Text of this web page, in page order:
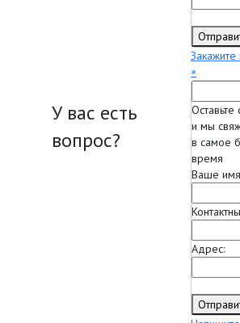
У вас есть
вопрос?
Закажите
×
и мы
в самое
время
Ваше
Адрес: